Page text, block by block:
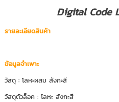
Digital Code
รายละเอียดสินค้า
ข้อมูลจำเพาะ
วัสดุ : โลหะผสม สังกะสี
วัสดุตัวล็อค : โลหะ สังกะสี